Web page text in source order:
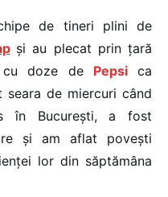
de tineri plini de
și au plecat prin țară
cu doze de Pepsi ca
seara de miercuri când
în București, a fost
și am aflat povești
lor din săptămâna